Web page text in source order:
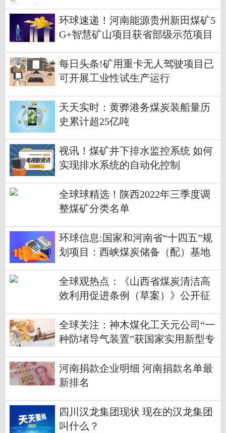
环球速递！河南能源贵州新田煤矿5
G+智慧矿山项目获省部级示范项目
每日头条!矿用重卡无人驾驶项目已
可开展工业性试生产运行
天天实时：黄骅港务煤炭装船量历
史累计超25亿吨
视讯！煤矿井下排水监控系统 如何
实现排水系统的自动化控制
全球球精选！陕西2022年三季度调
整煤矿分类名单
环球信息:国家和河南省“十四五”规
划项目：西峡煤炭储备（配）基地
全球观热点：《山西省煤炭清洁高
效利用促进条例（草案）》公开征
全球关注：神木煤化工天元公司“一
种防堵导气装置”获国家实用新型专
河南捐款企业明细 河南捐款名单最
新排名
四川汉龙集团现状 现在的汉龙集团
叫什么？